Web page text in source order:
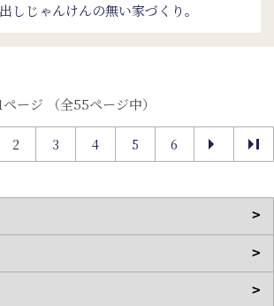
しじゃんけんの無い家づくり。
ページ （全55ページ中）
2 3 4 5 6